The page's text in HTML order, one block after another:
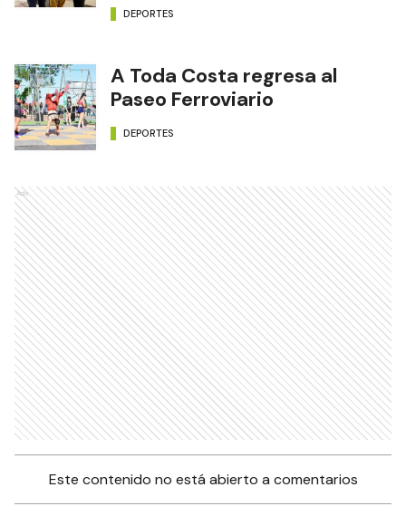
DEPORTES
A Toda Costa regresa al
Paseo Ferroviario
DEPORTES
Ads
Este contenido no está abierto a comentarios